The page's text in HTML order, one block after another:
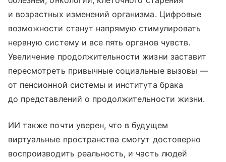
и возрастных изменений организма. Цифровые
возможности станут напрямую стимулировать
нервную систему и все пять органов чувств.
Увеличение продолжительности жизни заставит
пересмотреть привычные социальные вызовы —
от пенсионной системы и института брака
до представлений о продолжительности жизни.
ИИ также почти уверен, что в будущем
виртуальные пространства смогут достоверно
воспроизводить реальность, и часть людей